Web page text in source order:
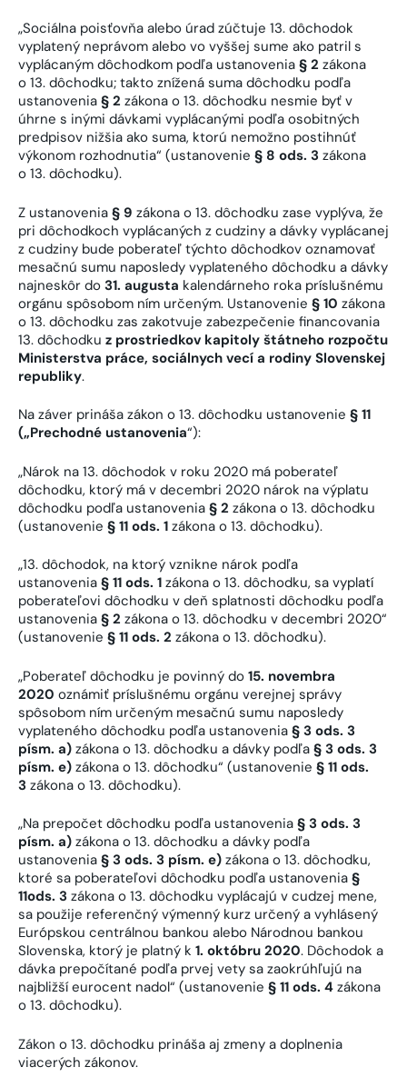
„Sociálna poisťovňa alebo úrad zúčtuje 13. dôchodok
vyplatený neprávom alebo vo vyššej sume ako patril s
vyplácaným dôchodkom podľa ustanovenia § 2 zákona
o 13. dôchodku; takto znížená suma dôchodku podľa
ustanovenia § 2 zákona o 13. dôchodku nesmie byť v
úhrne s inými dávkami vyplácanými podľa osobitných
predpisov nižšia ako suma, ktorú nemožno postihnúť
výkonom rozhodnutia“ (ustanovenie § 8 ods. 3 zákona
o 13. dôchodku).
Z ustanovenia § 9 zákona o 13. dôchodku zase vyplýva, že
pri dôchodkoch vyplácaných z cudziny a dávky vyplácanej
z cudziny bude poberateľ týchto dôchodkov oznamovať
mesačnú sumu naposledy vyplateného dôchodku a dávky
najneskôr do 31. augusta kalendárneho roka príslušnému
orgánu spôsobom ním určeným. Ustanovenie § 10 zákona
o 13. dôchodku zas zakotvuje zabezpečenie financovania
13. dôchodku z prostriedkov kapitoly štátneho rozpočtu
Ministerstva práce, sociálnych vecí a rodiny Slovenskej
republiky.
Na záver prináša zákon o 13. dôchodku ustanovenie § 11
(„Prechodné ustanovenia“):
„Nárok na 13. dôchodok v roku 2020 má poberateľ
dôchodku, ktorý má v decembri 2020 nárok na výplatu
dôchodku podľa ustanovenia § 2 zákona o 13. dôchodku
(ustanovenie § 11 ods. 1 zákona o 13. dôchodku).
„13. dôchodok, na ktorý vznikne nárok podľa
ustanovenia § 11 ods. 1 zákona o 13. dôchodku, sa vyplatí
poberateľovi dôchodku v deň splatnosti dôchodku podľa
ustanovenia § 2 zákona o 13. dôchodku v decembri 2020“
(ustanovenie § 11 ods. 2 zákona o 13. dôchodku).
„Poberateľ dôchodku je povinný do 15. novembra
2020 oznámiť príslušnému orgánu verejnej správy
spôsobom ním určeným mesačnú sumu naposledy
vyplateného dôchodku podľa ustanovenia § 3 ods. 3
písm. a) zákona o 13. dôchodku a dávky podľa § 3 ods. 3
písm. e) zákona o 13. dôchodku“ (ustanovenie § 11 ods.
3 zákona o 13. dôchodku).
„Na prepočet dôchodku podľa ustanovenia § 3 ods. 3
písm. a) zákona o 13. dôchodku a dávky podľa
ustanovenia § 3 ods. 3 písm. e) zákona o 13. dôchodku,
ktoré sa poberateľovi dôchodku podľa ustanovenia §
11ods. 3 zákona o 13. dôchodku vyplácajú v cudzej mene,
sa použije referenčný výmenný kurz určený a vyhlásený
Európskou centrálnou bankou alebo Národnou bankou
Slovenska, ktorý je platný k 1. októbru 2020. Dôchodok a
dávka prepočítané podľa prvej vety sa zaokrúhľujú na
najbližší eurocent nadol“ (ustanovenie § 11 ods. 4 zákona
o 13. dôchodku).
Zákon o 13. dôchodku prináša aj zmeny a doplnenia
viacerých zákonov.